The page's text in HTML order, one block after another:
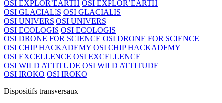
OSI EXPLOR’EARTH OSI EXPLOR’EARTH
OSI GLACIALIS OSI GLACIALIS
OSI UNIVERS OSI UNIVERS
OSI ECOLOGIS OSI ECOLOGIS
OSI DRONE FOR SCIENCE OSI DRONE FOR SCIENCE
OSI CHIP HACKADEMY OSI CHIP HACKADEMY
OSI EXCELLENCE OSI EXCELLENCE
OSI WILD ATTITUDE OSI WILD ATTITUDE
OSI IROKO OSI IROKO
Dispositifs transversaux